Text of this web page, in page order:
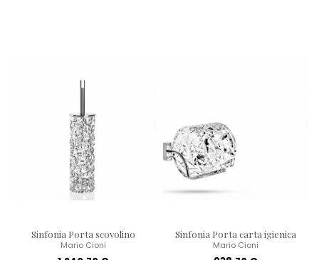
Sinfonia Porta scovolino
Mario Cioni
Sinfonia Porta carta igienica
Mario Cioni